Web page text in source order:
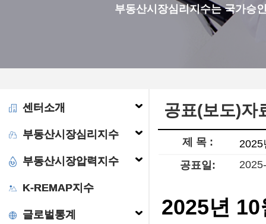
부동산시장심리지수는 국가승
센터소개
부동산시장심리지수
부동산시장압력지수
K-REMAP지수
글로벌통계
공표(보도)자
제 목 :
2025
공표일:
2025년